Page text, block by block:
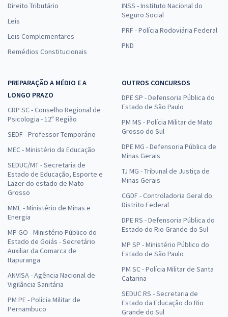
Direito Tributário
Leis
Leis Complementares
Remédios Constitucionais
INSS - Instituto Nacional do
Seguro Social
PRF - Polícia Rodoviária Federal
PND
PREPARAÇÃO A MÉDIO E A
LONGO PRAZO
CRP SC - Conselho Regional de
Psicologia - 12ª Região
SEDF - Professor Temporário
MEC - Ministério da Educação
SEDUC/MT - Secretaria de
Estado de Educação, Esporte e
Lazer do estado de Mato
Grosso
MME - Ministério de Minas e
Energia
MP GO - Ministério Público do
Estado de Goiás - Secretário
Auxiliar da Comarca de
Itapuranga
ANVISA - Agência Nacional de
Vigilância Sanitária
PM PE - Polícia Militar de
Pernambuco
OUTROS CONCURSOS
DPE SP - Defensoria Pública do
Estado de São Paulo
PM MS - Polícia Militar de Mato
Grosso do Sul
DPE MG - Defensoria Pública de
Minas Gerais
TJ MG - Tribunal de Justiça de
Minas Gerais
CGDF - Controladoria Geral do
Distrito Federal
DPE RS - Defensoria Pública do
Estado do Rio Grande do Sul
MP SP - Ministério Público do
Estado de São Paulo
PM SC - Polícia Militar de Santa
Catarina
SEDUC RS - Secretaria de
Estado da Educação do Rio
Grande do Sul